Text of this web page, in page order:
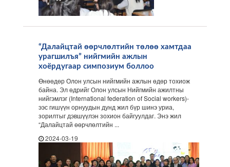
“Далайцтай өөрчлөлтийн төлөө хамтдаа
урагшилъя” нийгмийн ажлын
хоёрдугаар симпозиум боллоо
Өнөөдөр Олон улсын нийгмийн ажлын өдөр тохиож
байна. Эл өдрийг Олон улсын Нийгмийн ажилтны
нийгэмлэг (International federation of Social workers)-
ээс гишүүн орнуудын дунд жил бүр шинэ уриа,
зорилтыг дэвшүүлэн зохион байгуулдаг. Энэ жил
“Далайцтай өөрчлөлтийн ...
2024-03-19